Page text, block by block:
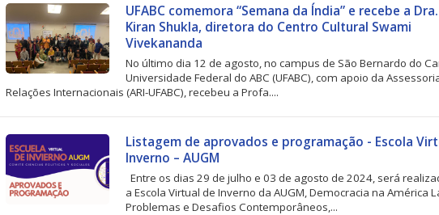
UFABC comemora “Semana da Índia” e recebe a
Kiran Shukla, diretora do Centro Cultural Swami
Vivekananda
No último dia 12 de agosto, no campus de São Bernardo do
Universidade Federal do ABC (UFABC), com apoio da
Relações Internacionais (ARI-UFABC), recebeu a Profa....
Listagem de aprovados e programação - Escola
Inverno – AUGM
Entre os dias 29 de julho e 03 de agosto de 2024, será
a Escola Virtual de Inverno da AUGM, Democracia na América
Problemas e Desafios Contemporâneos,...